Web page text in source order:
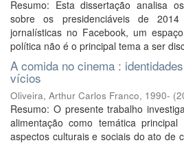
Resumo: Esta dissertação analisa
sobre os presidenciáveis de
jornalísticas no Facebook, um
política não é o principal tema a ser
A comida no cinema :
vícios
Oliveira, Arthur Carlos Franco, 1990- (
Resumo: O presente trabalho
alimentação como temática
aspectos culturais e sociais do ato de